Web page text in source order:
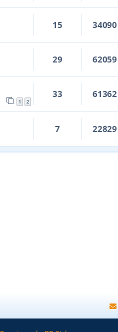
15 34090
29 62059
1 2
33 61362
7 22829